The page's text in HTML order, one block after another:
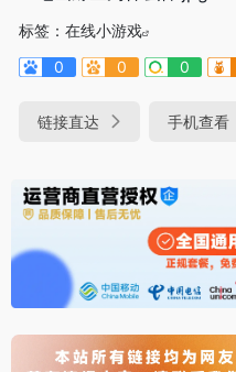
标签： 在线小游戏
0
0 0
链接直达 手机查看